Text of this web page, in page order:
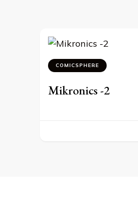
COMICSPHERE
Mikronics -2